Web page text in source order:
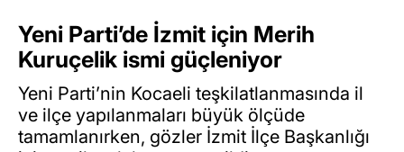
Yeni Parti’de İzmit için Merih
Kuruçelik ismi güçleniyor
Yeni Parti’nin Kocaeli teşkilatlanmasında il
ve ilçe yapılanmaları büyük ölçüde
tamamlanırken, gözler İzmit İlçe Başkanlığı